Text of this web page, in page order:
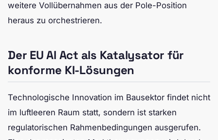
weitere Vollübernahmen aus der Pole-Position
heraus zu orchestrieren.
Der EU AI Act als Katalysator für
konforme KI-Lösungen
Technologische Innovation im Bausektor findet nicht
im luftleeren Raum statt, sondern ist starken
regulatorischen Rahmenbedingungen ausgerufen.